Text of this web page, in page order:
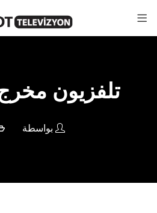
تلفزيون
بواسطة